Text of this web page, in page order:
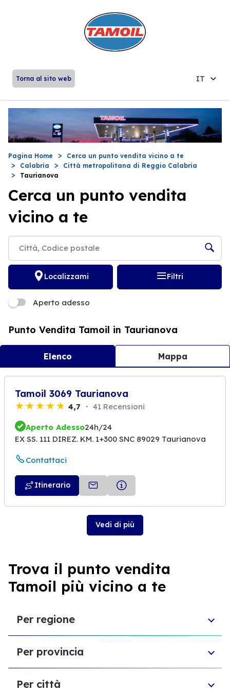
Torna al sito web IT
Pagina Home
Cerca un punto vendita vicino a te
Calabria
Città metropolitana di Reggio Calabria
Taurianova
Cerca un punto vendita
vicino a te
Localizzami Filtri
Aperto adesso
Punto Vendita Tamoil in Taurianova
Elenco Mappa
Tamoil 3069 Taurianova
4,7 41 Recensioni
Aperto Adesso24h/24
EX SS. 111 DIREZ. KM. 1+300 SNC 89029 Taurianova
Contattaci
Itinerario
Vedi di più
Trova il punto vendita
Tamoil più vicino a te
Per regione
Sardegna
Puglia
Sicilia
Per provincia
Provincia di Forlì-Cesena
Per città